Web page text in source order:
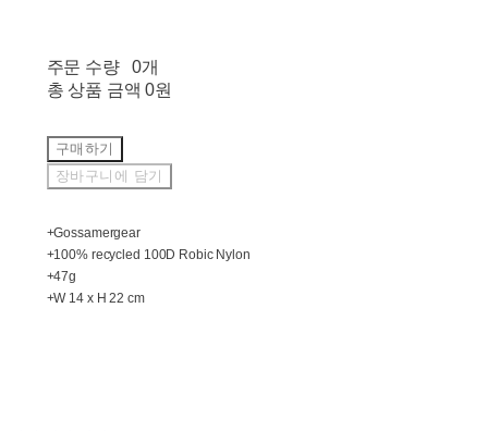
주문 수량
0개
총 상품 금액 0원
구매하기
장바구니에 담기
+Gossamergear
+100% recycled 100D Robic Nylon
+47g
+W 14 x H 22 cm